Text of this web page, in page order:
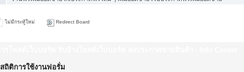
ไม่มีกระทู้ใหม่ Redirect Board
สถิติการใช้งานฟอรั่ม